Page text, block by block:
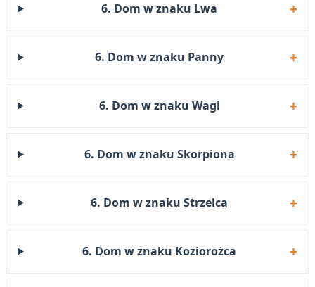
6. Dom w znaku Lwa
6. Dom w znaku Panny
6. Dom w znaku Wagi
6. Dom w znaku Skorpiona
6. Dom w znaku Strzelca
6. Dom w znaku Koziorożca